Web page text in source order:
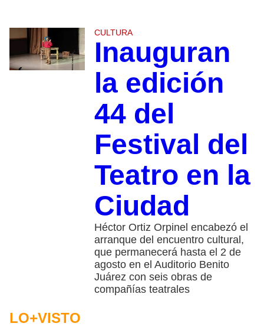
CULTURA
Inauguran
la edición
44 del
Festival del
Teatro en la
Ciudad
Héctor Ortiz Orpinel encabezó el
arranque del encuentro cultural,
que permanecerá hasta el 2 de
agosto en el Auditorio Benito
Juárez con seis obras de
compañías teatrales
LO+VISTO